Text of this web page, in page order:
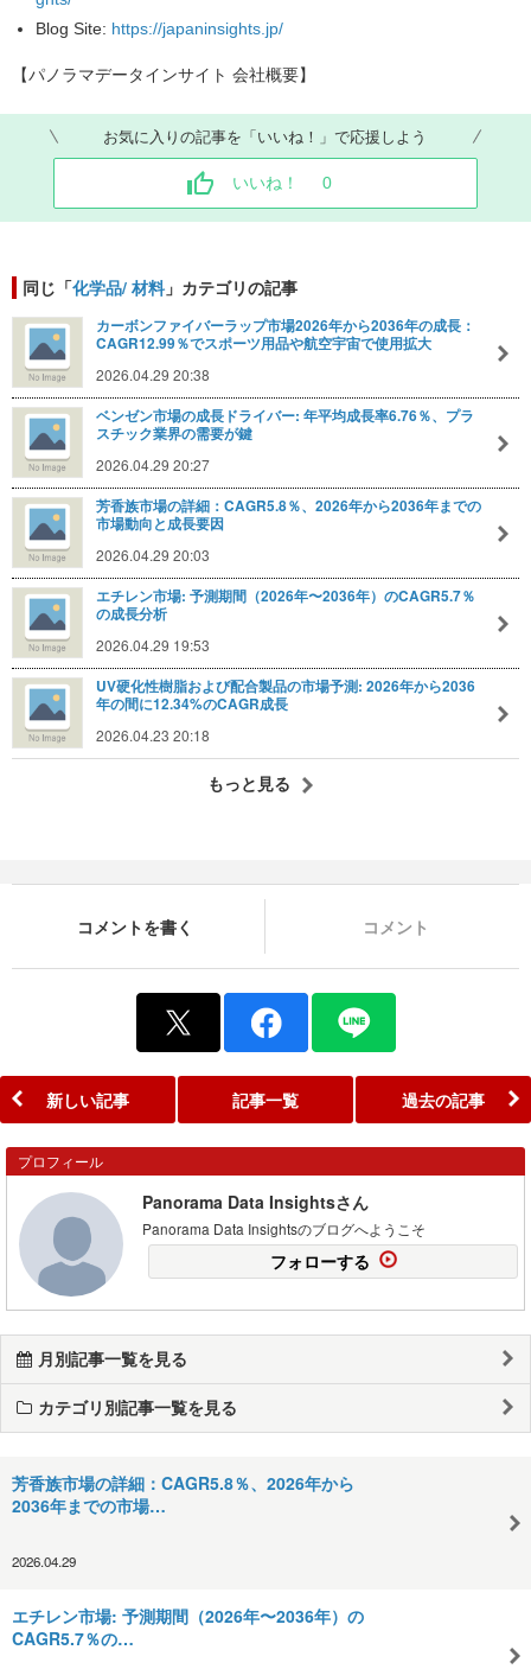
Blog Site: https://japaninsights.jp/
【パノラマデータインサイト 会社概要】
お気に入りの記事を「いいね！」で応援しよう
いいね！ 0
同じ「化学品/ 材料」カテゴリの記事
カーボンファイバーラップ市場2026年から2036年の成長：
CAGR12.99％でスポーツ用品や航空宇宙で使用拡大
2026.04.29 20:38
ベンゼン市場の成長ドライバー: 年平均成長率6.76％、プラ
スチック業界の需要が鍵
2026.04.29 20:27
芳香族市場の詳細：CAGR5.8％、2026年から2036年までの
市場動向と成長要因
2026.04.29 20:03
エチレン市場: 予測期間（2026年〜2036年）のCAGR5.7％
の成長分析
2026.04.29 19:53
UV硬化性樹脂および配合製品の市場予測: 2026年から2036
年の間に12.34%のCAGR成長
2026.04.23 20:18
もっと見る
コメントを書く コメント
新しい記事 記事一覧 過去の記事
プロフィール
Panorama Data Insightsさん
Panorama Data Insightsのブログへようこそ
フォローする
月別記事一覧を見る
カテゴリ別記事一覧を見る
芳香族市場の詳細：CAGR5.8％、2026年から
2036年までの市場…
2026.04.29
エチレン市場: 予測期間（2026年〜2036年）の
CAGR5.7％の…